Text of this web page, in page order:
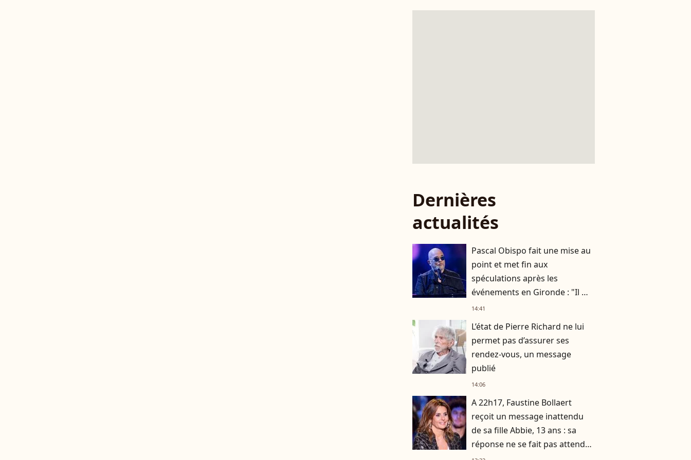
Dernières
actualités
Pascal Obispo fait une mise au
point et met fin aux
spéculations après les
événements en Gironde : "Il me
semble important de
14:41
L’état de Pierre Richard ne lui
permet pas d’assurer ses
rendez-vous, un message
publié
14:06
A 22h17, Faustine Bollaert
reçoit un message inattendu
de sa fille Abbie, 13 ans : sa
réponse ne se fait pas attendre